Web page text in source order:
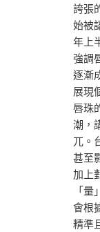
誇張
始被
年上
強調
逐漸
展現
唇珠
潮，
兀。
甚至
加上
「
會根
精準